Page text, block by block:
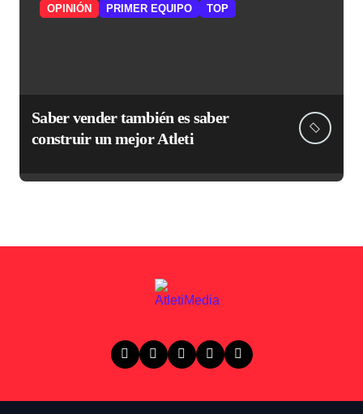
OPINIÓN PRIMER EQUIPO TOP
Saber vender también es saber
construir un mejor Atleti